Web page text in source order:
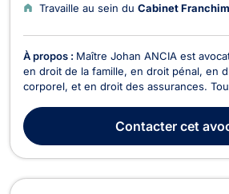
Travaille au sein du Cabinet
À propos : Maître Johan ANCIA est
en droit de la famille, en droit pénal, en
corporel, et en droit des assurances.
délais, lorsqu’il s’agit d’infractions contre
celles contre les biens. Il est a...
Contactercet